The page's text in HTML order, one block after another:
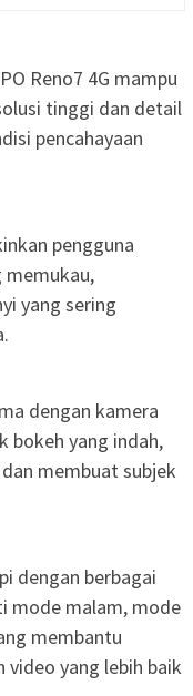
Reno7 4G mampu
tinggi dan detail
pencahayaan
pengguna
memukau,
yang sering
dengan kamera
bokeh yang indah,
membuat subjek
dengan berbagai
mode malam, mode
membantu
yang lebih baik